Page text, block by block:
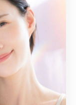
次のページ >